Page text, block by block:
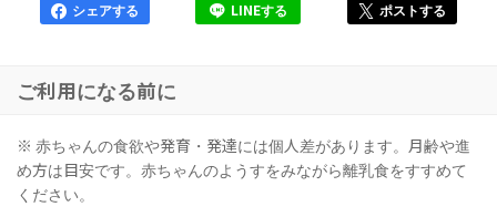
シェアする LINEする ポストする
ご利用になる前に
※ 赤ちゃんの食欲や発育・発達には個人差があります。月齢や進
め方は目安です。赤ちゃんのようすをみながら離乳食をすすめて
ください。